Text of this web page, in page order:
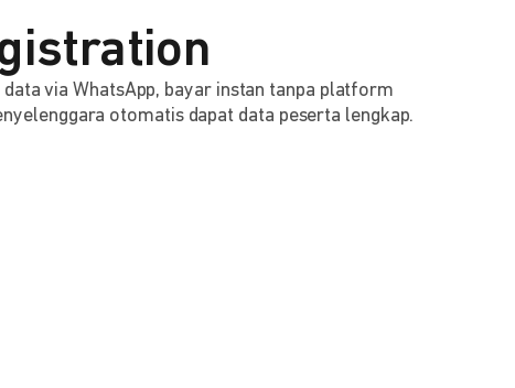
via WhatsApp, bayar instan tanpa platform
otomatis dapat data peserta lengkap.